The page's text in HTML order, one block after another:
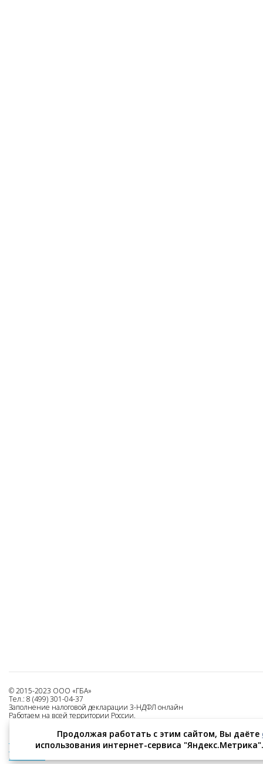
© 2015-2023 ООО «ГБА»
Тел.: 8 (499) 301-04-37
Заполнение налоговой декларации 3-НДФЛ онлайн
Работаем на всей территории России.
Оферта на использование сервиса
Политика конфиденциальности
Реквизиты
Продолжая работать с этим сайтом, Вы даёте
использования интернет-сервиса